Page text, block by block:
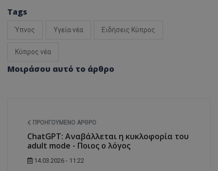
Tags
Ύπνος Υγεία νέα Ειδήσεις Κύπρος
Κύπρος νέα
Μοιράσου αυτό το άρθρο
ΠΡΟΗΓΟΎΜΕΝΟ ΆΡΘΡΟ
ChatGPT: Αναβάλλεται η κυκλοφορία του
adult mode - Ποιος ο λόγος
14.03.2026 - 11:22